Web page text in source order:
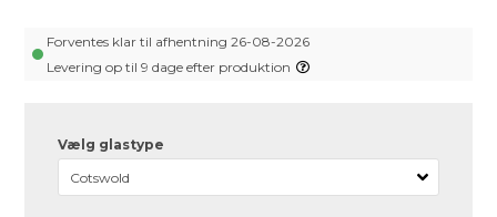
Forventes klar til afhentning 26-08-2026
Levering op til 9 dage efter produktion
Vælg glastype